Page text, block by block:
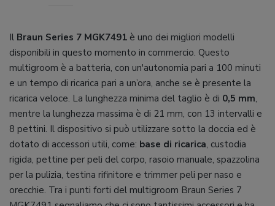
Il Braun Series 7 MGK7491 è uno dei migliori modelli
disponibili in questo momento in commercio. Questo
multigroom è a batteria, con un'autonomia pari a 100 minuti
e un tempo di ricarica pari a un’ora, anche se è presente la
ricarica veloce. La lunghezza minima del taglio è di 0,5 mm,
mentre la lunghezza massima è di 21 mm, con 13 intervalli e
8 pettini. Il dispositivo si può utilizzare sotto la doccia ed è
dotato di accessori utili, come: base di ricarica, custodia
rigida, pettine per peli del corpo, rasoio manuale, spazzolina
per la pulizia, testina rifinitore e trimmer peli per naso e
orecchie. Tra i punti forti del multigroom Braun Series 7